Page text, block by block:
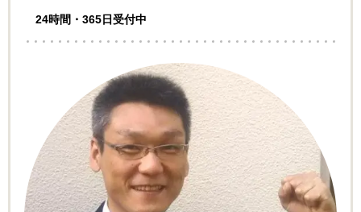
24時間・365日受付中